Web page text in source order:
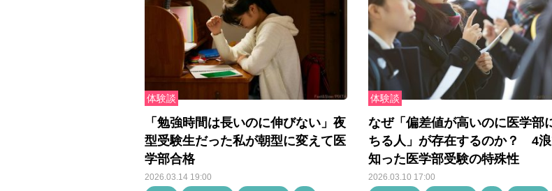
体験談
「勉強時間は長いのに伸びない」夜
型受験生だった私が朝型に変えて医
学部合格
2026.03.14 19:00
体験談
なぜ「偏差値が高いのに医学部
ちる人」が存在するのか？ 4
知った医学部受験の特殊性
2026.03.10 17:00